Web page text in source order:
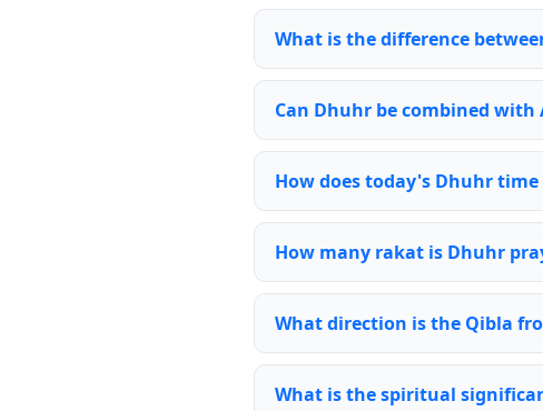
What is the difference
Can Dhuhr be combined with
How does today's Dhuhr
How many rakat is Dhuhr
What direction is the Qibla
What is the spiritual